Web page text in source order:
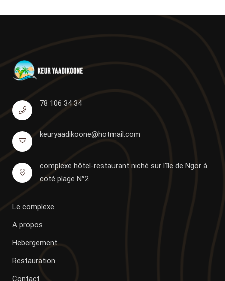
78 106 34 34
keuryaadikoone@hotmail.com
complexe hôtel-restaurant niché sur l'île de Ngor à
coté plage N°2
Le complexe
A propos
Hebergement
Restauration
Contact